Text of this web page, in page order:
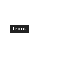
Front